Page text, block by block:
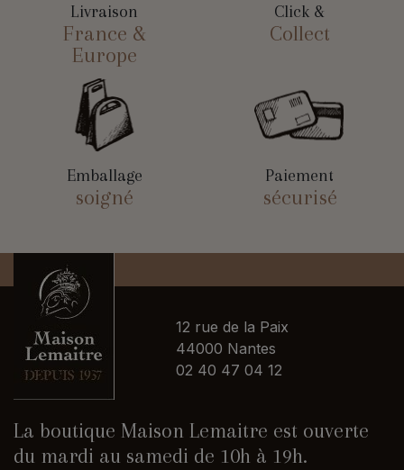
Livraison
France &
Europe
Click &
Collect
Emballage
soigné
Paiement
sécurisé
12 rue de la Paix
44000 Nantes
02 40 47 04 12
La boutique Maison Lemaitre est ouverte
du mardi au samedi de 10h à 19h.